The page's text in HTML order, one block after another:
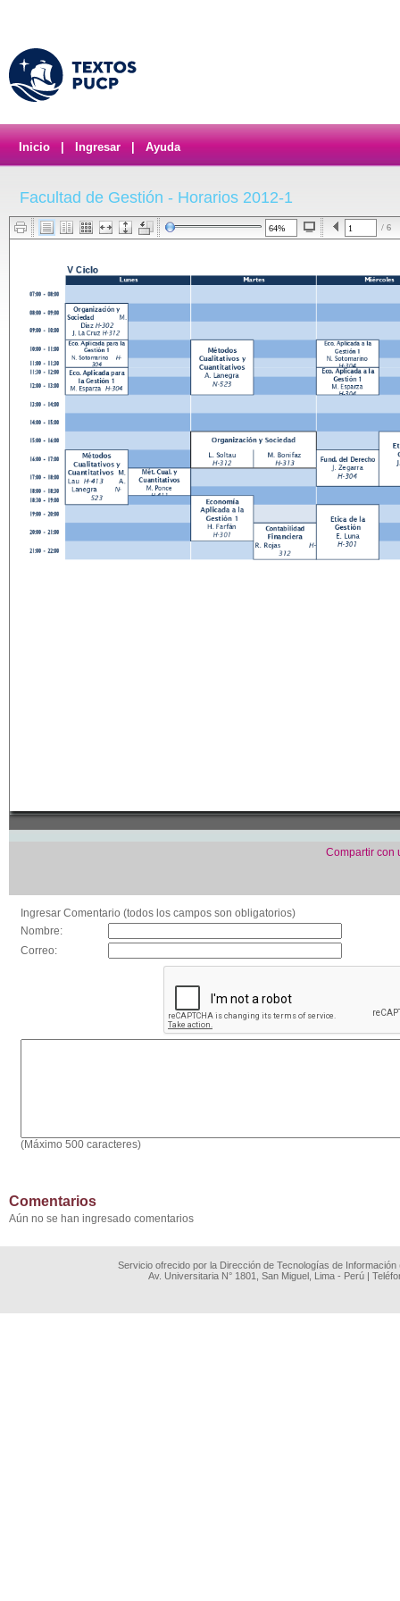
Inicio Ingresar Ayuda
Facultad de Gestión - Horarios 2012-1
/ 6
Compartir con
Ingresar Comentario (todos los campos son obligatorios)
Nombre:
Correo:
(Máximo 500 caracteres)
Comentarios
Aún no se han ingresado comentarios
Servicio ofrecido por la Dirección de Tecnologías de
Av. Universitaria N° 1801, San Miguel, Lima - Perú |